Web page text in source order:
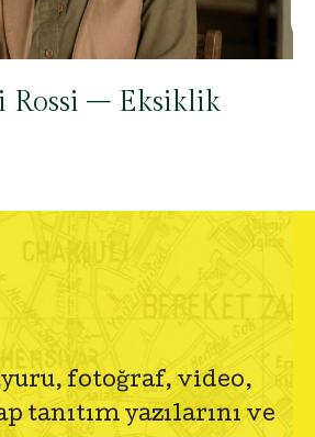
Rossi – Eksiklik
fotoğraf, video,
tanıtım yazılarını ve